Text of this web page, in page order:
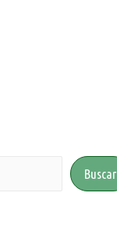
Buscar